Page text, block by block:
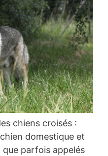
chiens croisés :
domestique et
que parfois appelés